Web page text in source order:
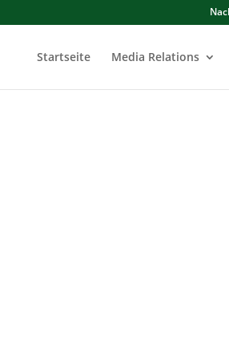
Startseite Media Relations